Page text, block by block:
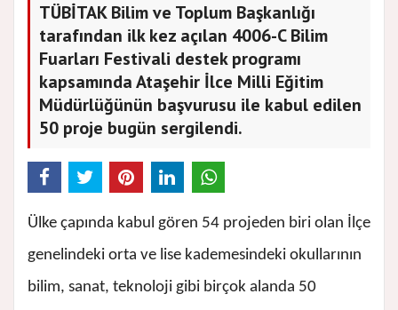
TÜBİTAK Bilim ve Toplum Başkanlığı
tarafından ilk kez açılan 4006-C Bilim
Fuarları Festivali destek programı
kapsamında Ataşehir İlce Milli Eğitim
Müdürlüğünün başvurusu ile kabul edilen
50 proje bugün sergilendi.
Ülke çapında kabul gören 54 projeden biri olan İlçe
genelindeki orta ve lise kademesindeki okullarının
bilim, sanat, teknoloji gibi birçok alanda 50